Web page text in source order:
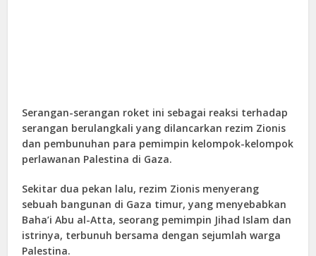
Serangan-serangan roket ini sebagai reaksi terhadap
serangan berulangkali yang dilancarkan rezim Zionis
dan pembunuhan para pemimpin kelompok-kelompok
perlawanan Palestina di Gaza.
Sekitar dua pekan lalu, rezim Zionis menyerang
sebuah bangunan di Gaza timur, yang menyebabkan
Baha’i Abu al-Atta, seorang pemimpin Jihad Islam dan
istrinya, terbunuh bersama dengan sejumlah warga
Palestina.